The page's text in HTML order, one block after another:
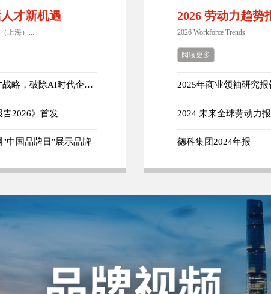
才新机遇
上海）...
【2026达沃斯】德科集团：以"信任"重构人才战略，破除AI时代企业转型误区
2026》首发
"中国品牌日"展示品牌
2026 劳动力趋势
2026 Workforce Trends
阅读更多
2025年商业领袖研究报
2024 未来全球劳动力
德科集团2024年报